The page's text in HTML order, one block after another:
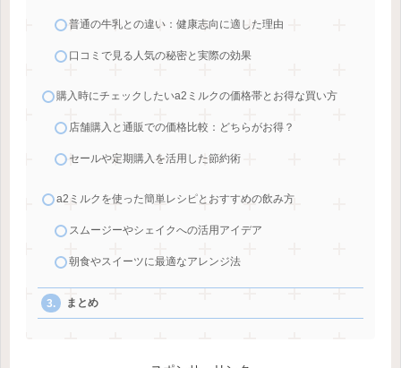
普通の牛乳との違い：健康志向に適した理由
口コミで見る人気の秘密と実際の効果
購入時にチェックしたいa2ミルクの価格帯とお得な買い方
店舗購入と通販での価格比較：どちらがお得？
セールや定期購入を活用した節約術
a2ミルクを使った簡単レシピとおすすめの飲み方
スムージーやシェイクへの活用アイデア
朝食やスイーツに最適なアレンジ法
まとめ